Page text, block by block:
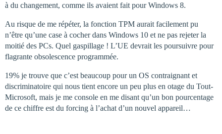
à du changement, comme ils avaient fait pour Windows 8.
Au risque de me répéter, la fonction TPM aurait facilement pu
n’être qu’une case à cocher dans Windows 10 et ne pas rejeter la
moitié des PCs. Quel gaspillage ! L’UE devrait les poursuivre pour
flagrante obsolescence programmée.
19% je trouve que c’est beaucoup pour un OS contraignant et
discriminatoire qui nous tient encore un peu plus en otage du Tout-
Microsoft, mais je me console en me disant qu’un bon pourcentage
de ce chiffre est du forcing à l’achat d’un nouvel appareil…